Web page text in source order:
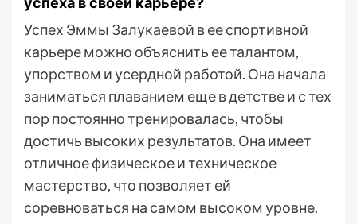
Успех Эммы Залукаевой в ее спортивной
карьере можно объяснить ее талантом,
упорством и усердной работой. Она начала
заниматься плаванием еще в детстве и с тех
пор постоянно тренировалась, чтобы
достичь высоких результатов. Она имеет
отличное физическое и техническое
мастерство, что позволяет ей
соревноваться на самом высоком уровне.